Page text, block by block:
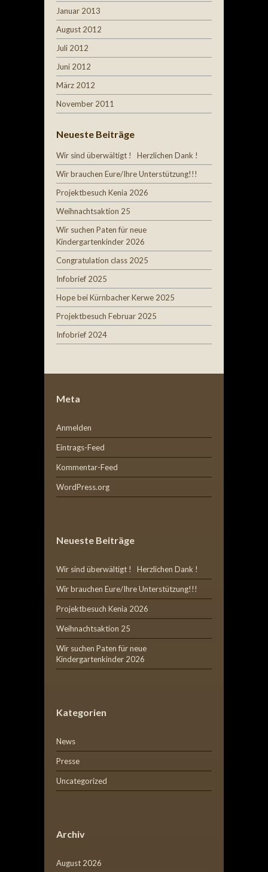
Januar 2013
August 2012
Juli 2012
Juni 2012
März 2012
November 2011
Neueste Beiträge
Wir sind überwältigt ! Herzlichen Dank !
Wir brauchen Eure/Ihre Unterstützung!!!
Projektbesuch Kenia 2026
Weihnachtsaktion 25
Wir suchen Paten für neue
Kindergartenkinder 2026
Congratulation class 2025
Infobrief 2025
Hope bei Kürnbacher Kerwe 2025
Projektbesuch Februar 2025
Infobrief 2024
Meta
Anmelden
Eintrags-Feed
Kommentar-Feed
WordPress.org
Neueste Beiträge
Wir sind überwältigt ! Herzlichen Dank !
Wir brauchen Eure/Ihre Unterstützung!!!
Projektbesuch Kenia 2026
Weihnachtsaktion 25
Wir suchen Paten für neue
Kindergartenkinder 2026
Kategorien
News
Presse
Uncategorized
Archiv
August 2026